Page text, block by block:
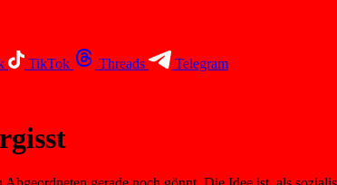
TikTok Threads
Telegram